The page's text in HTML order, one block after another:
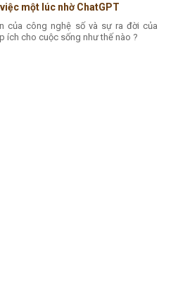
một lúc nhờ ChatGPT
của công nghệ số và sự ra đời của
ích cho cuộc sống như thế nào ?